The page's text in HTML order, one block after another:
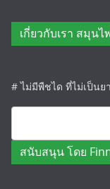
เกี่ยวกับเรา สมุนไ
# ไม่มีพืชได ที่ไม่เป็นย
สนับสนุน โดย